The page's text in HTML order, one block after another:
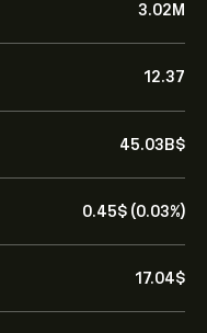
3.02M
12.37
45.03B‎$‎
0.45‎$‎ (0.03%)
17.04‎$‎